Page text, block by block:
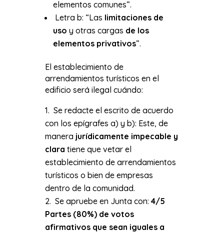
elementos comunes”.
Letra b: “Las limitaciones de
uso y otras cargas de los
elementos privativos”.
El establecimiento de
arrendamientos turísticos en el
edificio será ilegal cuándo:
Se redacte el escrito de acuerdo
con los epígrafes a) y b): Este, de
manera jurídicamente impecable y
clara tiene que vetar el
establecimiento de arrendamientos
turísticos o bien de empresas
dentro de la comunidad.
Se apruebe en Junta con: 4/5
Partes (80%) de votos
afirmativos que sean iguales a